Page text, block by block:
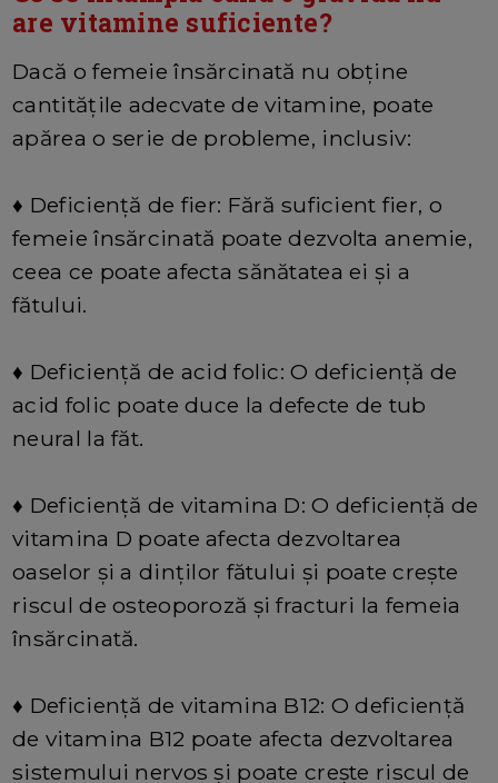
are vitamine suficiente?
Dacă o femeie însărcinată nu obține
cantitățile adecvate de vitamine, poate
apărea o serie de probleme, inclusiv:
♦ Deficiență de fier: Fără suficient fier, o
femeie însărcinată poate dezvolta anemie,
ceea ce poate afecta sănătatea ei și a
fătului.
♦ Deficiență de acid folic: O deficiență de
acid folic poate duce la defecte de tub
neural la făt.
♦ Deficiență de vitamina D: O deficiență de
vitamina D poate afecta dezvoltarea
oaselor și a dinților fătului și poate crește
riscul de osteoporoză și fracturi la femeia
însărcinată.
♦ Deficiență de vitamina B12: O deficiență
de vitamina B12 poate afecta dezvoltarea
sistemului nervos și poate crește riscul de